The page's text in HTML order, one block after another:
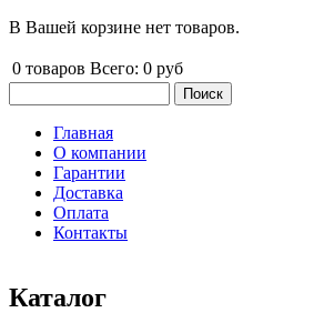
В Вашей корзине нет товаров.
0 товаров Всего: 0 руб
Главное меню
Главная
О компании
Гарантии
Доставка
Оплата
Контакты
Каталог